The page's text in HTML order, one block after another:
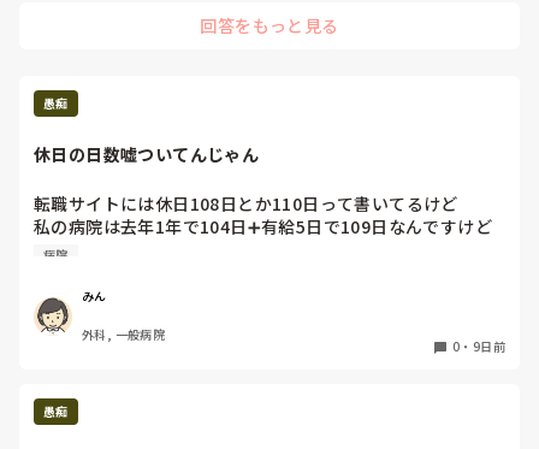
回答をもっと見る
愚痴
休日の日数嘘ついてんじゃん
転職サイトには休日108日とか110日って書いてるけど
私の病院は去年1年で104日➕有給5日で109日なんですけど
病院
みん
外科, 一般病院
0 ・ 9日前
愚痴